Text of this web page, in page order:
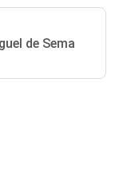
de Sema